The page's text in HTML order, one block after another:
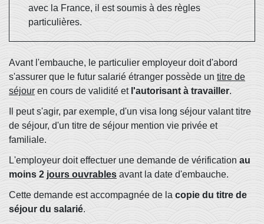
avec la France, il est soumis à des règles
particulières.
Avant l'embauche, le particulier employeur doit d'abord
s'assurer que le futur salarié étranger possède un titre de
séjouren cours de validité etl'autorisant à travailler.
Il peut s'agir, par exemple, d'un visa long séjour valant titre
de séjour, d'un titre de séjour mention vie privée et
familiale.
L'employeur doit effectuer une demande de vérification au
moins 2 jours ouvrables avant la date d'embauche.
Cette demande est accompagnée de la copie du titre de
séjour du salarié.